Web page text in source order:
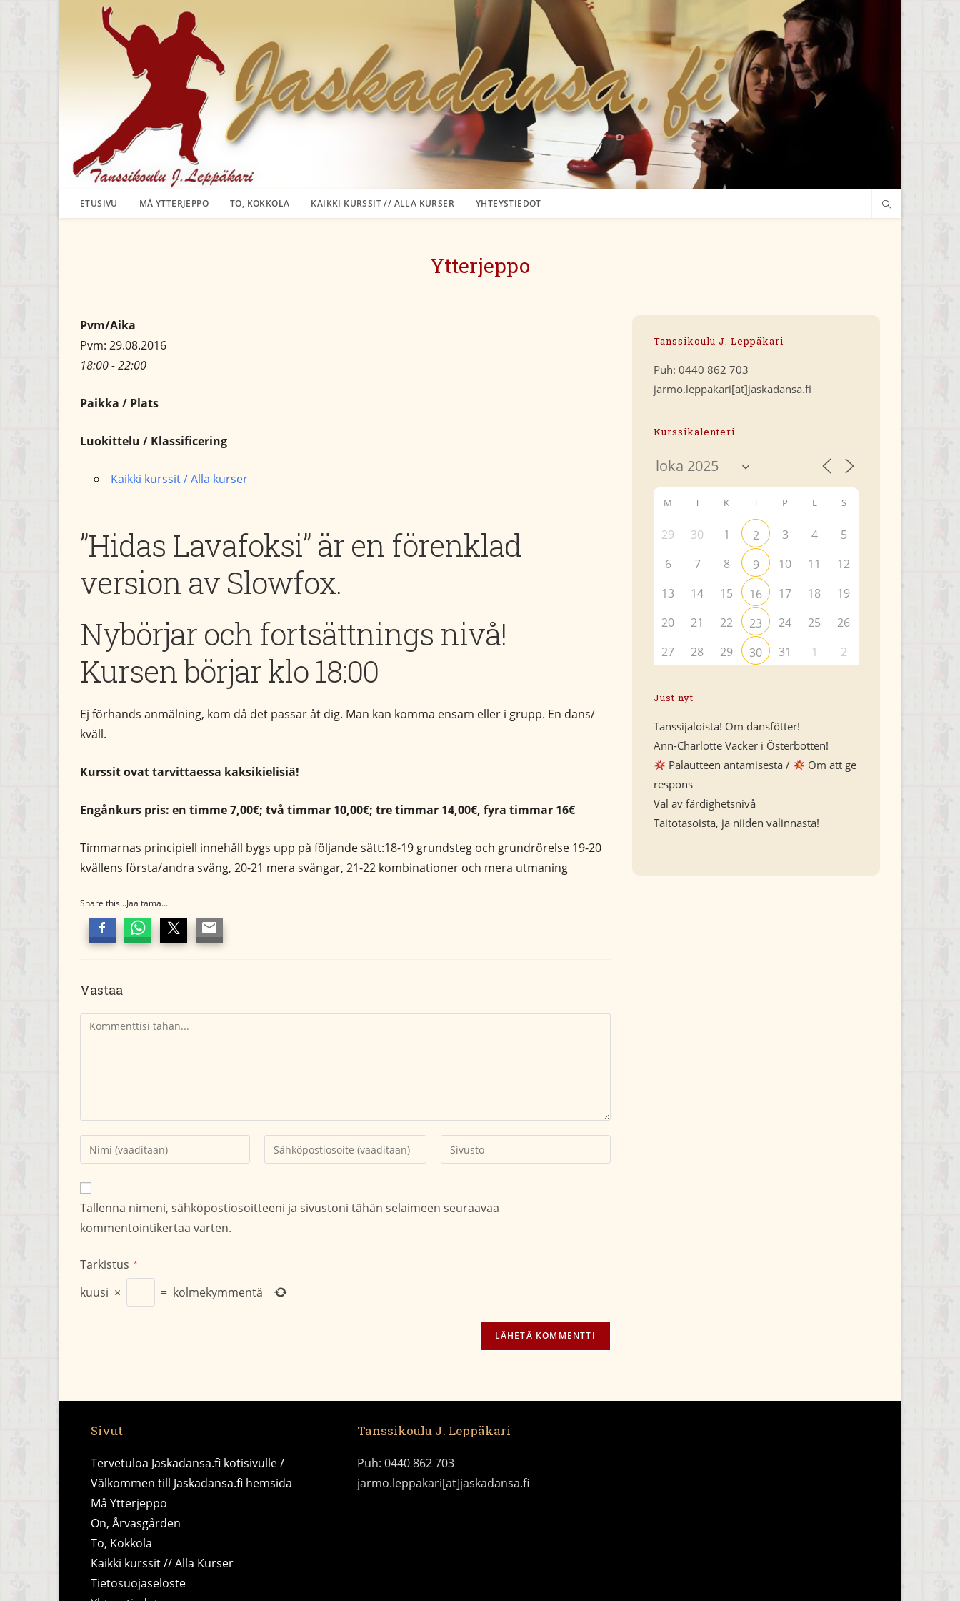
ETUSIVU MÅ YTTERJEPPO TO, KOKKOLA KAIKKI KURSSIT // ALLA KURSER YHTEYSTIEDOT
Ytterjeppo
Pvm/Aika
Pvm: 29.08.2016
18:00 - 22:00
Paikka / Plats
Luokittelu / Klassificering
Kaikki kurssit / Alla kurser
”Hidas Lavafoksi” är en förenklad
version av Slowfox.
Nybörjar och fortsättnings nivå!
Kursen börjar klo 18:00
Ej förhands anmälning, kom då det passar åt dig. Man kan komma ensam eller i grupp. En dans/
kväll.
Kurssit ovat tarvittaessa kaksikielisiä!
Engånkurs pris: en timme 7,00€; två timmar 10,00€; tre timmar 14,00€, fyra timmar 16€
Timmarnas principiell innehåll bygs upp på följande sätt:18-19 grundsteg och grundrörelse 19-20
kvällens första/andra sväng, 20-21 mera svängar, 21-22 kombinationer och mera utmaning
Share this...Jaa tämä...
Vastaa
Kommentti
Kirjoita
nimesi
tai
käyttäjätunnuksesi
kommentoidaksesi
Kirjoita
sähköpostiosoitteesi
Kirjoita
sivustosi
(valinnainen)
Tallenna nimeni, sähköpostiosoitteeni ja sivustoni tähän selaimeen seuraavaa
kommentointikertaa varten.
Tarkistus *
kuusi × = kolmekymmentä
Tanssikoulu J. Leppäkari
Puh: 0440 862 703
jarmo.leppakari[at]jaskadansa.fi
Kurssikalenteri
M T K T P L S
29 30 1 2 3 4
5
6
7 8 9 10 11
12
13
14 15 16 17 18
19
20
21 22 23 24 25
26
27
28 29 30 31 1 2
Just nyt
Tanssijaloista! Om dansfötter!
Ann-Charlotte Vacker i Österbotten!
Palautteen antamisesta /
Om att ge
respons
Val av färdighetsnivå
Taitotasoista, ja niiden valinnasta!
Sivut
Tervetuloa Jaskadansa.fi kotisivulle /
Välkommen till Jaskadansa.fi hemsida
Må Ytterjeppo
On, Årvasgården
To, Kokkola
Kaikki kurssit // Alla Kurser
Tietosuojaseloste
Tanssikoulu J. Leppäkari
Puh: 0440 862 703
jarmo.leppakari[at]jaskadansa.fi